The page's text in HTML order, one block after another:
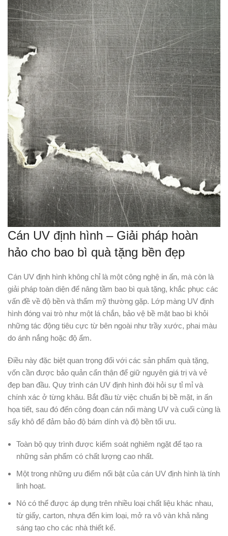
Cán UV định hình – Giải pháp hoàn
hảo cho bao bì quà tặng bền đẹp
Cán UV định hình không chỉ là một công nghệ in ấn, mà còn là
giải pháp toàn diện để nâng tầm bao bì quà tặng, khắc phục các
vấn đề về độ bền và thẩm mỹ thường gặp. Lớp màng UV định
hình đóng vai trò như một lá chắn, bảo vệ bề mặt bao bì khỏi
những tác động tiêu cực từ bên ngoài như trầy xước, phai màu
do ánh nắng hoặc độ ẩm.
Điều này đặc biệt quan trọng đối với các sản phẩm quà tặng,
vốn cần được bảo quản cẩn thận để giữ nguyên giá trị và vẻ
đẹp ban đầu. Quy trình cán UV định hình đòi hỏi sự tỉ mỉ và
chính xác ở từng khâu. Bắt đầu từ việc chuẩn bị bề mặt, in ấn
họa tiết, sau đó đến công đoạn cán nổi màng UV và cuối cùng là
sấy khô để đảm bảo độ bám dính và độ bền tối ưu.
Toàn bộ quy trình được kiểm soát nghiêm ngặt để tạo ra
những sản phẩm có chất lượng cao nhất.
Một trong những ưu điểm nổi bật của cán UV định hình là tính
linh hoạt.
Nó có thể được áp dụng trên nhiều loại chất liệu khác nhau,
từ giấy, carton, nhựa đến kim loại, mở ra vô vàn khả năng
sáng tạo cho các nhà thiết kế.